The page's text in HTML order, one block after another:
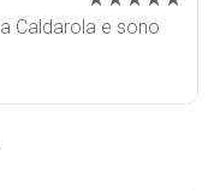
Caldarola e sono